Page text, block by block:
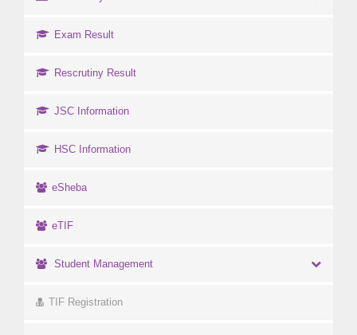
Exam Result
Rescrutiny Result
JSC Information
HSC Information
eSheba
eTIF
Student Management
TIF Registration